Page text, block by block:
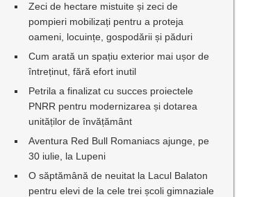
Zeci de hectare mistuite și zeci de
pompieri mobilizați pentru a proteja
oameni, locuințe, gospodării și păduri
Cum arată un spațiu exterior mai ușor de
întreținut, fără efort inutil
Petrila a finalizat cu succes proiectele
PNRR pentru modernizarea și dotarea
unităților de învățământ
Aventura Red Bull Romaniacs ajunge, pe
30 iulie, la Lupeni
O săptămână de neuitat la Lacul Balaton
pentru elevi de la cele trei școli gimnaziale